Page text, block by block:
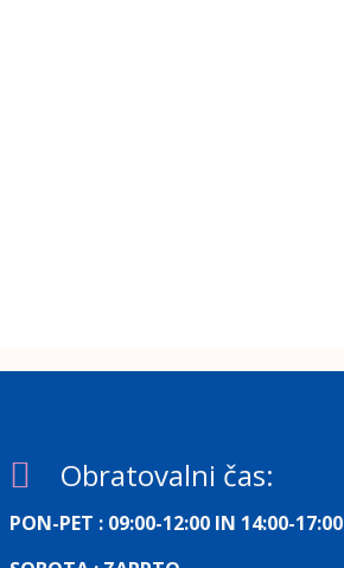
Obratovalni čas:
PON-PET : 09:00-12:00 IN 14:00-17:00